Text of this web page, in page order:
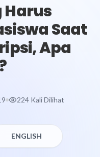
Harus
Saat
Apa
224 Kali Dilihat
ENGLISH